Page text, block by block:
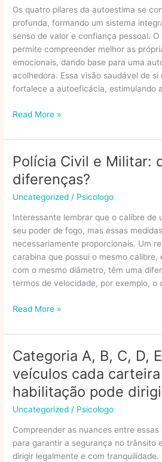
Os quatro pilares da autoestima se
profunda, formando um sistema
senso de valor e confiança pessoal.
permite compreender melhor as
emocionais, dando base para uma
acolhedora. Essa visão saudável de si
fortalece a autoeficácia, estimulando a
Pilares
Educação:
são
e
para
servem?
Read More »
Polícia Civil e Militar:
diferenças?
Uncategorized / Psicologo
Interessante lembrar que o calibre de
seu poder de fogo, mas essas
necessariamente proporcionais. Um
carabina que possui o mesmo
com o mesmo diâmetro, têm uma
termos de velocidade, por exemplo, o
Polícia
e
quais
são
as
diferenças?
Read More »
Categoria A, B, C, D,
veículos cada
habilitação pode
Uncategorized / Psicologo
Compreender as nuances entre
para garantir a segurança no trânsito
dirigir legalmente e com